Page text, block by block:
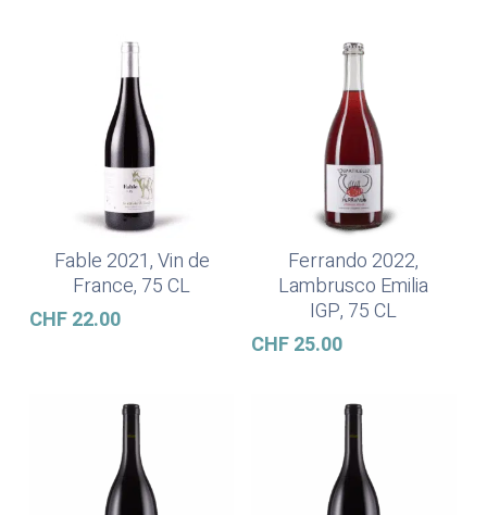
Ajouter Au Panier
Fable 2021, Vin de
France, 75 CL
CHF22.00
Ajouter Au Panier
Ferrando 2022,
Lambrusco Emilia
IGP, 75 CL
CHF25.00